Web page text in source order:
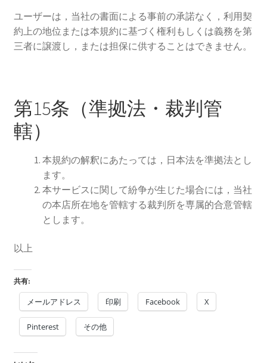
ユーザーは，当社の書面による事前の承諾なく，利用契
約上の地位または本規約に基づく権利もしくは義務を第
三者に譲渡し，または担保に供することはできません。
第15条（準拠法・裁判管
轄）
本規約の解釈にあたっては，日本法を準拠法とし
ます。
本サービスに関して紛争が生じた場合には，当社
の本店所在地を管轄する裁判所を専属的合意管轄
とします。
以上
共有:
メールアドレス 印刷 Facebook X
Pinterest その他